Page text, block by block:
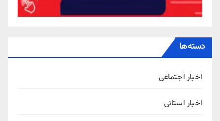
دسته‌ها
اخبار اجتماعی
اخبار استانی